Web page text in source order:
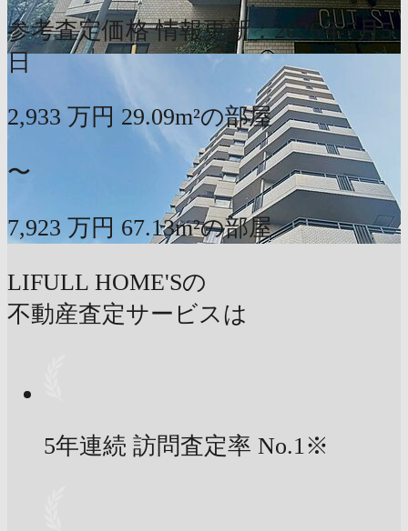
参考査定価格 情報更新：2026年7月5
日
2,933 万円 29.09m²の部屋
〜
7,923 万円 67.13m²の部屋
LIFULL HOME'Sの
不動産査定サービスは
5年連続 訪問査定率 No.1※